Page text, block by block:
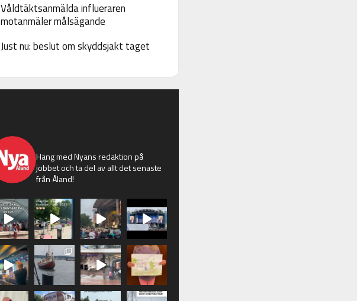
Våldtäktsanmälda influeraren
motanmäler målsägande
Just nu: beslut om skyddsjakt taget
Häng med Nyans redaktion på
jobbet och ta del av allt det senaste
från Åland!